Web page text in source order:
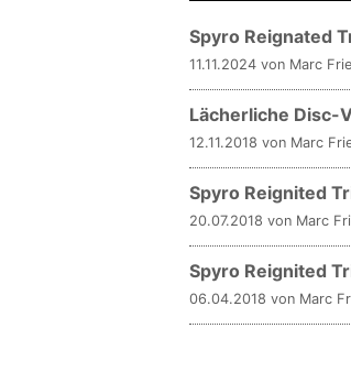
Spyro Reignated
11.11.2024 von Marc
Lächerliche Disc-
12.11.2018 von Marc
Spyro Reignited
20.07.2018 von Marc
Spyro Reignited
06.04.2018 von Marc